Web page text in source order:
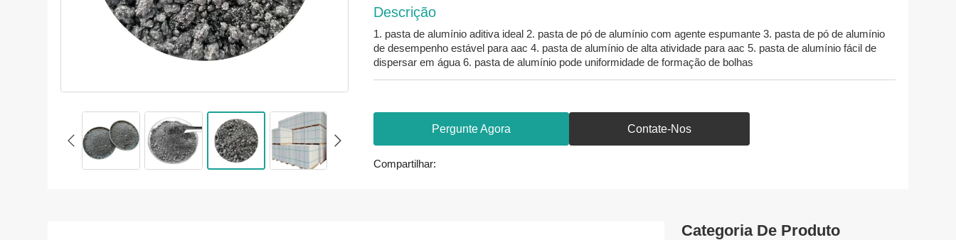
Descrição
1. pasta de alumínio aditiva ideal 2. pasta de pó de alumínio com agente espumante 3. pasta de pó de alumínio
de desempenho estável para aac 4. pasta de alumínio de alta atividade para aac 5. pasta de alumínio fácil de
dispersar em água 6. pasta de alumínio pode uniformidade de formação de bolhas
Pergunte Agora Contate-Nos
Compartilhar:
Categoria De Produto